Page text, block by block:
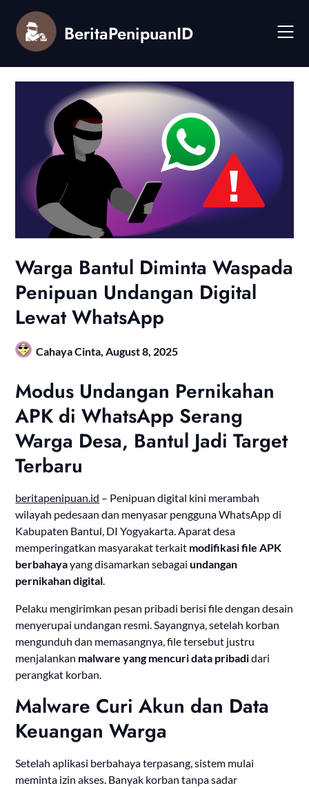
content
BeritaPenipuanID
Warga Bantul Diminta Waspada
Penipuan Undangan Digital
Lewat WhatsApp
Cahaya Cinta, August 8, 2025
Modus Undangan Pernikahan
APK di WhatsApp Serang
Warga Desa, Bantul Jadi Target
Terbaru
beritapenipuan.id – Penipuan digital kini merambah
wilayah pedesaan dan menyasar pengguna WhatsApp di
Kabupaten Bantul, DI Yogyakarta. Aparat desa
memperingatkan masyarakat terkait modifikasi file APK
berbahayayang disamarkan sebagaiundangan
pernikahan digital
Pelaku mengirimkan pesan pribadi berisi file dengan desain
menyerupai undangan resmi. Sayangnya, setelah korban
mengunduh dan memasangnya, file tersebut justru
menjalankan malware yang mencuri data pribadidari
perangkat korban.
Malware Curi Akun dan Data
Keuangan Warga
Setelah aplikasi berbahaya terpasang, sistem mulai
meminta izin akses. Banyak korban tanpa sadar